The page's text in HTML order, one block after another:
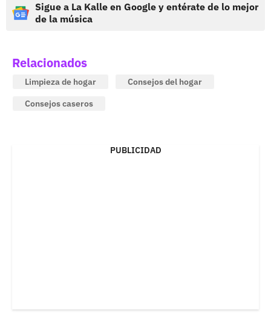
Sigue a La Kalle en Google y entérate de lo mejor
de la música
Relacionados
Limpieza de hogar
Consejos del hogar
Consejos caseros
PUBLICIDAD